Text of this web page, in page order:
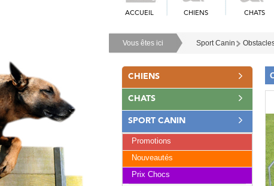
ACCUEIL CHIENS CHATS
Vous êtes ici Sport Canin
CHIENS
CHATS
SPORT CANIN
Promotions
Nouveautés
Prix Chocs